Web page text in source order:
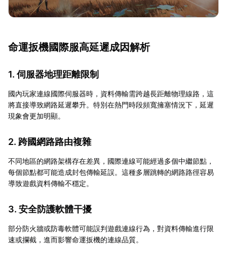
命運扳機國際服高延遲成因解析
1. 伺服器地理距離限制
國內玩家連線國際伺服器時，資料傳輸需跨越長距離物理線路，這
將直接導致網路延遲攀升。特別在熱門時段頻寬擁塞情況下，延遲
現象會更加明顯。
2. 跨國網路路由複雜
不同地區的網路架構存在差異，國際連線可能經過多個中繼節點，
每個節點都可能造成封包傳輸延誤。這種多層跳轉的網路路徑容易
導致遊戲資料傳輸不穩定。
3. 安全防護軟體干擾
部分防火牆或防毒軟體可能誤判遊戲連線行為，對資料傳輸進行限
速或攔截，進而影響命運扳機的連線品質。